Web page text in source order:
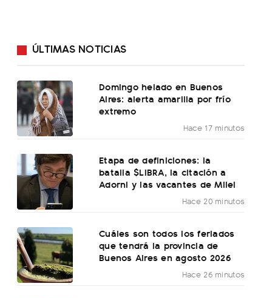
ÚLTIMAS NOTICIAS
Domingo helado en Buenos
Aires: alerta amarilla por frío
extremo
Hace 17 minutos
Etapa de definiciones: la
batalla $LIBRA, la citación a
Adorni y las vacantes de Milei
Hace 20 minutos
Cuáles son todos los feriados
que tendrá la provincia de
Buenos Aires en agosto 2026
Hace 26 minutos